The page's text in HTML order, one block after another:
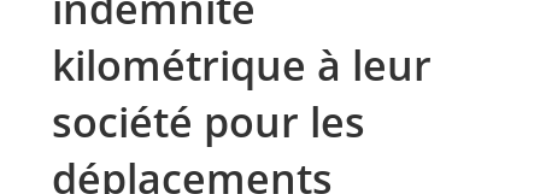
kilométrique à leur
société pour les
déplacements